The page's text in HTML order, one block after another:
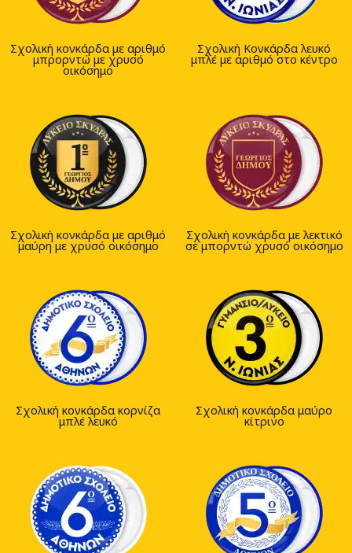
Σχολική κονκάρδα με αριθμό
μπρορντώ με χρυσό
οικόσημο
Σχολική Κονκάρδα λευκό
μπλέ με αριθμό στο κέντρο
Σχολική κονκάρδα με αριθμό
μαύρη με χρυσό οικόσημο
Σχολική κονκάρδα με λεκτικό
σε μπορντώ χρυσό οικόσημο
Σχολική κονκάρδα κορνίζα
μπλέ λευκό
Σχολική κονκάρδα μαύρο
κίτρινο